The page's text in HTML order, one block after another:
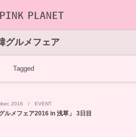
グルメフェア
Tagged
, 2016 EVENT
ルメフェア2016 in 浅草」 3日目